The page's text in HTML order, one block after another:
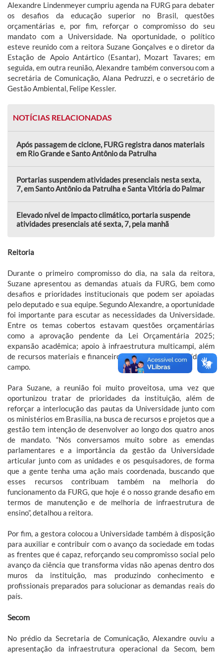
Alexandre Lindenmeyer cumpriu agenda na FURG para debater
os desafios da educação superior no Brasil, questões
orçamentárias e, por fim, reforçar o compromisso do seu
mandato com a Universidade. Na oportunidade, o político
esteve reunido com a reitora Suzane Gonçalves e o diretor da
Estação de Apoio Antártico (Esantar), Mozart Tavares; em
seguida, em outra reunião, Alexandre também conversou com a
secretária de Comunicação, Alana Pedruzzi, e o secretário de
Gestão Ambiental, Felipe Kessler.
NOTÍCIAS RELACIONADAS
Após passagem de ciclone, FURG registra danos materiais
em Rio Grande e Santo Antônio da Patrulha
Portarias suspendem atividades presenciais nesta sexta,
7, em Santo Antônio da Patrulha e Santa Vitória do Palmar
Elevado nível de impacto climático, portaria suspende
atividades presenciais até sexta, 7, pela manhã
Reitoria
Durante o primeiro compromisso do dia, na sala da reitora,
Suzane apresentou as demandas atuais da FURG, bem como
desafios e prioridades institucionais que podem ser apoiadas
pelo deputado e sua equipe. Segundo Alexandre, a oportunidade
foi importante para escutar as necessidades da Universidade.
Entre os temas cobertos estavam questões orçamentárias
como a aprovação pendente da Lei Orçamentária 2025;
expansão acadêmica; apoio à infraestrutura multicampi, além
de recursos materiais e financeiros para o suporte a saídas de
campo.
Para Suzane, a reunião foi muito proveitosa, uma vez que
oportunizou tratar de prioridades da instituição, além de
reforçar a interlocução das pautas da Universidade junto com
os ministérios em Brasília, na busca de recursos e projetos que a
gestão tem intenção de desenvolver ao longo dos quatro anos
de mandato. “Nós conversamos muito sobre as emendas
parlamentares e a importância da gestão da Universidade
articular junto com as unidades e os pesquisadores, de forma
que a gente tenha uma ação mais coordenada, buscando que
esses recursos contribuam também na melhoria do
funcionamento da FURG, que hoje é o nosso grande desafio em
termos de manutenção e de melhoria de infraestrutura de
ensino”, detalhou a reitora.
Por fim, a gestora colocou a Universidade também à disposição
para auxiliar e contribuir com o avanço da sociedade em todas
as frentes que é capaz, reforçando seu compromisso social pelo
avanço da ciência que transforma vidas não apenas dentro dos
muros da instituição, mas produzindo conhecimento e
profissionais preparados para solucionar as demandas reais do
país.
Secom
No prédio da Secretaria de Comunicação, Alexandre ouviu a
apresentação da infraestrutura operacional da Secom, bem